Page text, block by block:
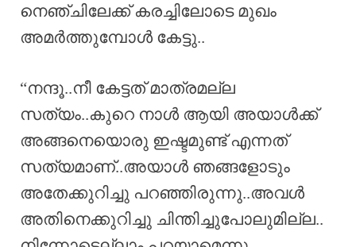
നെഞ്ചിലേക്ക് കരച്ചിലോടെ മുഖം
അമർത്തുമ്പോൾ കേട്ടു..
“നന്ദൂ..നീ കേട്ടത് മാത്രമല്ല
സത്യം..കുറെ നാൾ ആയി അയാൾക്ക്‌
അങ്ങനെയൊരു ഇഷ്ടമുണ്ട് എന്നത്
സത്യമാണ്..അയാൾ ഞങ്ങളോടും
അതേക്കുറിച്ചു പറഞ്ഞിരുന്നു..അവൾ
അതിനെക്കുറിച്ചു ചിന്തിച്ചുപോലുമില്ല..